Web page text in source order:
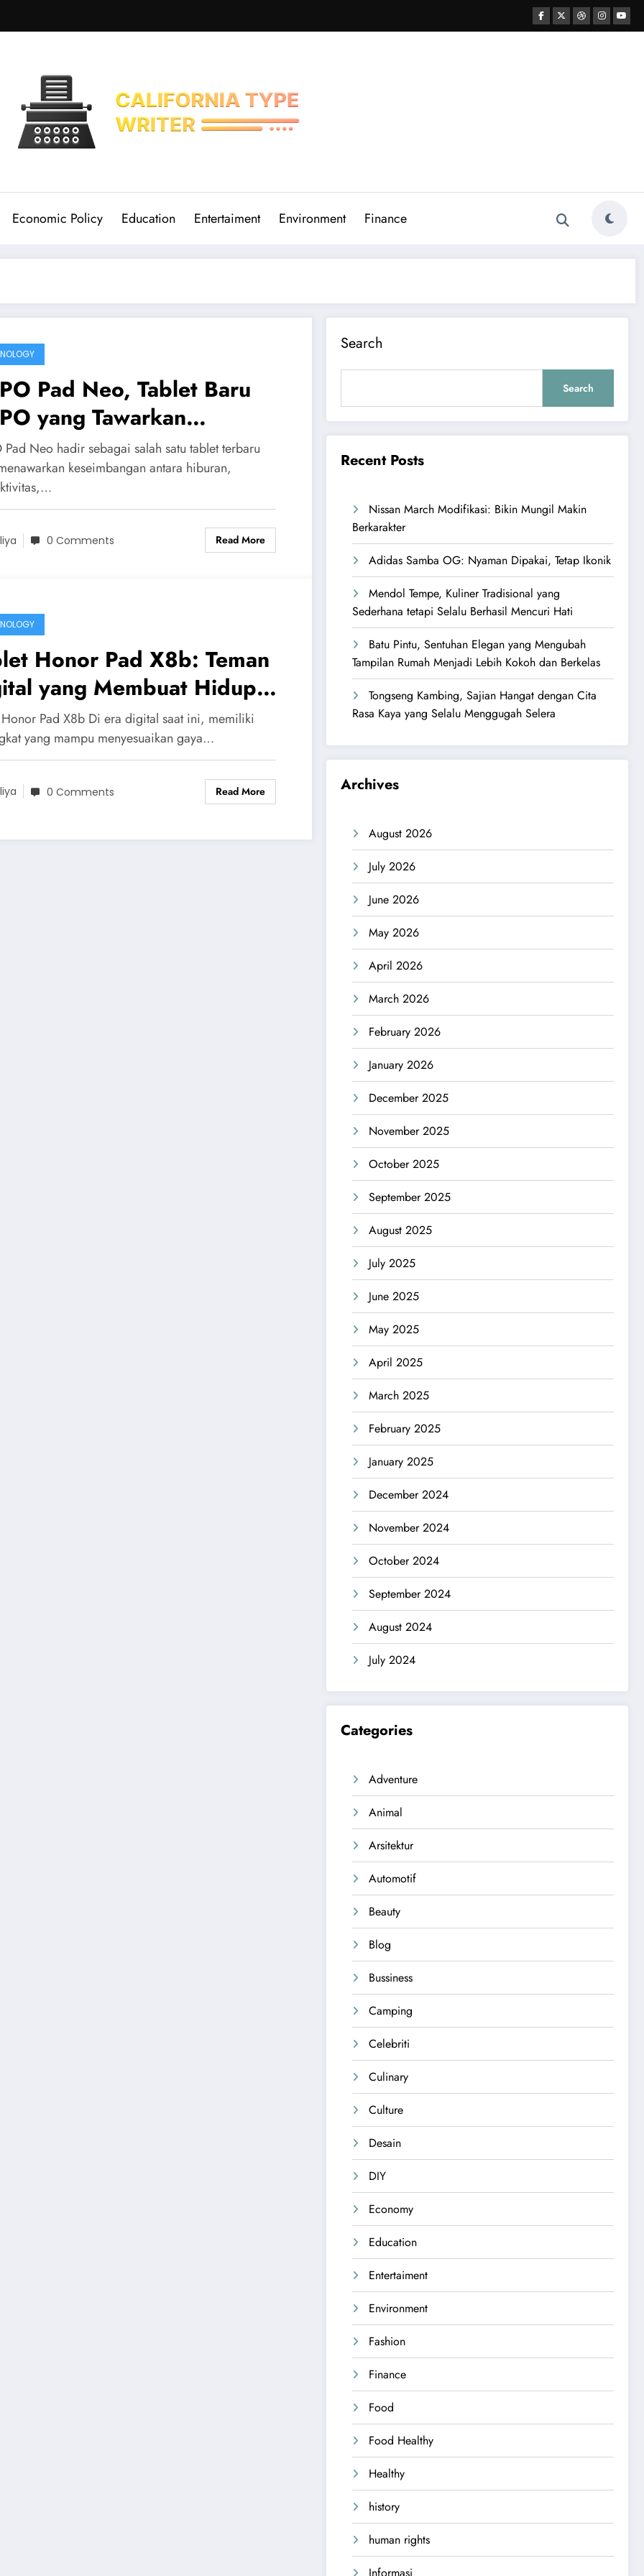
Economic Policy Education Entertaiment Environment Finance
Pad Neo, Tablet Baru
yang Tawarkan
Lebih Imersif
Pad Neo hadir sebagai salah satu tablet terbaru
keseimbangan antara hiburan,
0 Comments Read More
Honor Pad X8b: Teman
yang Membuat Hidup
Praktis dan Seru
Honor Pad X8b Di era digital saat ini, memiliki
yang mampu menyesuaikan gaya…
0 Comments Read More
Search
Search
Recent Posts
Nissan March Modifikasi: Bikin Mungil Makin
Berkarakter
Adidas Samba OG: Nyaman Dipakai, Tetap Ikonik
Mendol Tempe, Kuliner Tradisional yang
Sederhana tetapi Selalu Berhasil Mencuri Hati
Batu Pintu, Sentuhan Elegan yang Mengubah
Tampilan Rumah Menjadi Lebih Kokoh dan Berkelas
Tongseng Kambing, Sajian Hangat dengan Cita
Rasa Kaya yang Selalu Menggugah Selera
Archives
August 2026
July 2026
June 2026
May 2026
April 2026
March 2026
February 2026
January 2026
December 2025
November 2025
October 2025
September 2025
August 2025
July 2025
June 2025
May 2025
April 2025
March 2025
February 2025
January 2025
December 2024
November 2024
October 2024
September 2024
August 2024
July 2024
Categories
Adventure
Animal
Arsitektur
Automotif
Beauty
Blog
Bussiness
Camping
Celebriti
Culinary
Culture
Desain
DIY
Economy
Education
Entertaiment
Environment
Fashion
Finance
Food
Food Healthy
Healthy
history
human rights